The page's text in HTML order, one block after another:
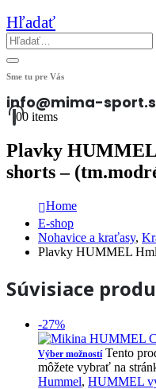
Hľadať
Sme tu pre Vás
info@mima-
00 items
Plavky
shorts –
Home
E-shop
Nohavice a kraťasy,
Plavky HUMMEL Hml
Súvisiace
-27%
Výber možností Tento
môžete vybrať na
Hummel, HUMMEL